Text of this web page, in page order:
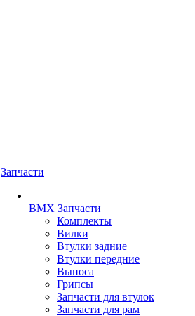
Запчасти
BMX Запчасти
Комплекты
Вилки
Втулки задние
Втулки передние
Выноса
Грипсы
Запчасти для втулок
Запчасти для рам